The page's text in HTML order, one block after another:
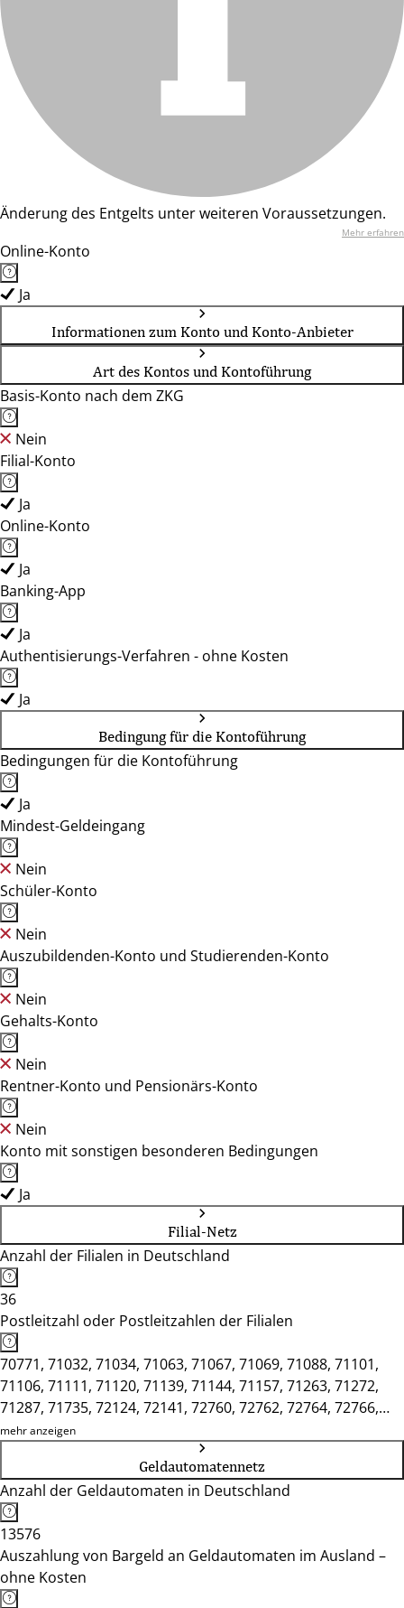
Änderung des Entgelts unter weiteren Voraussetzungen.
Mehr erfahren
Online-Konto
Ja
Informationen zum Konto und Konto-Anbieter
Art des Kontos und Kontoführung
Basis-Konto nach dem ZKG
Nein
Filial-Konto
Ja
Online-Konto
Ja
Banking-App
Ja
Authentisierungs-Verfahren - ohne Kosten
Ja
Bedingung für die Kontoführung
Bedingungen für die Kontoführung
Ja
Mindest-Geldeingang
Nein
Schüler-Konto
Nein
Auszubildenden-Konto und Studierenden-Konto
Nein
Gehalts-Konto
Nein
Rentner-Konto und Pensionärs-Konto
Nein
Konto mit sonstigen besonderen Bedingungen
Ja
Filial-Netz
Anzahl der Filialen in Deutschland
36
Postleitzahl oder Postleitzahlen der Filialen
70771, 71032, 71034, 71063, 71067, 71069, 71088, 71101,
71106, 71111, 71120, 71139, 71144, 71157, 71263, 71272,
71287, 71735, 72124, 72141, 72760, 72762, 72764, 72766,
72768, 72770, 72793, 72800, 72805, 72810, 72827, 72829,
mehr anzeigen
Geldautomatennetz
Anzahl der Geldautomaten in Deutschland
13576
Auszahlung von Bargeld an Geldautomaten im Ausland –
ohne Kosten